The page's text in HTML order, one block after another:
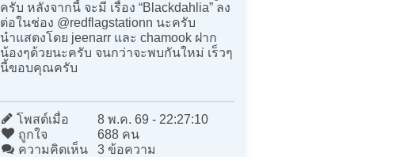
ครับ หลังจากนี้ จะมี เรื่อง “Blackdahlia” ลง
ต่อในช่อง @redflagstationn นะครับ
นำแสดงโดย jeenarr และ chamook ฝาก
น้องๆด้วยนะครับ จนกว่าจะพบกันใหม่ เร็วๆ
นี้ขอบคุณครับ
โพสต์เมื่อ
8 พ.ค. 69 - 22:27:10
ถูกใจ
688 คน
ความคิดเห็น
3 ข้อความ